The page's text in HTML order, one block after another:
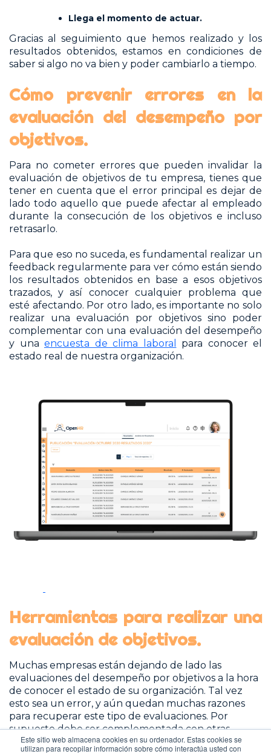
Este sitio web almacena cookies en su ordenador. Estas cookies se
utilizan para recopilar información sobre cómo interactúa usted con
Llega el momento de actuar.
Gracias al seguimiento que hemos realizado y los
resultados obtenidos, estamos en condiciones de
saber si algo no va bien y poder cambiarlo a tiempo.
Cómo prevenir errores en la
evaluación del desempeño por
objetivos.
Para no cometer errores que pueden invalidar la
evaluación de objetivos de tu empresa, tienes que
tener en cuenta que el error principal es dejar de
lado todo aquello que puede afectar al empleado
durante la consecución de los objetivos e incluso
retrasarlo.
Para que eso no suceda, es fundamental realizar un
feedback regularmente para ver cómo están siendo
los resultados obtenidos en base a esos objetivos
trazados, y así conocer cualquier problema que
esté afectando. Por otro lado, es importante no solo
realizar una evaluación por objetivos sino poder
complementar con una evaluación del desempeño
y una encuesta de clima laboral
para conocer el
estado real de nuestra organización.
Herramientas para realizar una
evaluación de objetivos.
Muchas empresas están dejando de lado las
evaluaciones del desempeño por objetivos a la hora
de conocer el estado de su organización. Tal vez
esto sea un error, y aún quedan muchas razones
para recuperar este tipo de evaluaciones. Por
supuesto debe ser complementada con otras
herramientas como una evaluación del desempeño